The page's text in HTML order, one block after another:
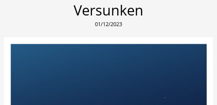
Versunken
01/12/2023